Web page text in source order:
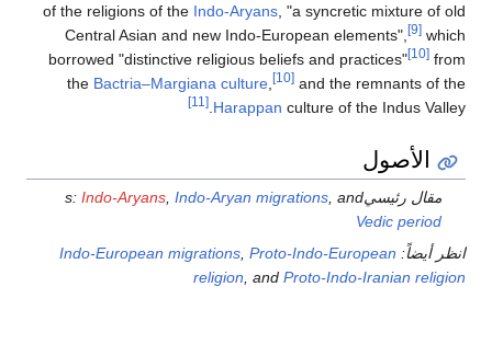
of the religions of the Indo-Aryans , "a syncretic mixture of old
Central Asian and new Indo-European elements",
[9] which
borrowed "distinctive religious beliefs and practices"
[10] from
the Bactria–Margiana culture [10] and the remnants of the
Harappan culture of the Indus Valley.
[11]
الأصول
مقال رئيسيs: Indo-Aryans, Indo-Aryan migrations, and
Vedic period
انظر أيضاً:
Indo-European migrations, Proto-Indo-European
religion, and Proto-Indo-Iranian religion